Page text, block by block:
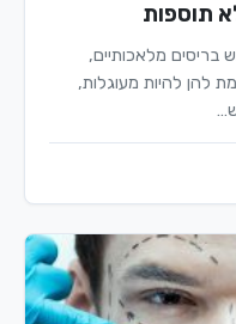
תוספות
בריסים מלאכותיים,
להן להיות מעוגלות,